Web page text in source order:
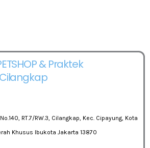
& Praktek
RT.7/RW.3, Cilangkap, Kec. Cipayung, Kota
Khusus Ibukota Jakarta 13870